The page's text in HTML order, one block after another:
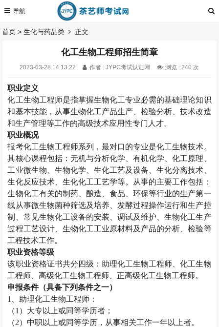
首页 >生化与药品类 正文
化工生物工程师招生简章
2023-03-28 14:13:22 作者 : JYPC考试认证网 浏览 : 240 次
职业定义
化工生物工程师是指掌握生物化工专业必需的基础理论知识
和基本技能，从事生物化工产品生产、检验分析、技术改造
和生产管理等工作的高级技术应用性专门人才。
职业概况
报考化工生物工程师系列，最对口的专业是化工生物技术。
其核心课程包括：无机与分析化学、有机化学、化工原理、
工业微生物、生物化学、生化工艺及设备、生化分离技术、
生化反应技术、生化化工工艺学等。从事的主要工作包括：
生物化工有关的制药、酿造、食品、环保等行业的生产第一
线从事微生物菌种筛选及培养、发酵过程操作运行和生产控
制、常见生物化工设备的安装、调试及维护、生物化工生产
过程工艺设计、生物化工工业原材料及产品的分析、检验等
工程技术工作。
职业资格等级
该职业资格证书共分四级：助理化工生物工程师、化工生物
工程师、高级化工生物工程师、正高级化工生物工程师。
申报条件（具备下列条件之一）
1
、助理化工生物工程师：
（1 ）大专以上或同等学历者；
（2）中职以上或同等学历，从事相关工作一年以上者。